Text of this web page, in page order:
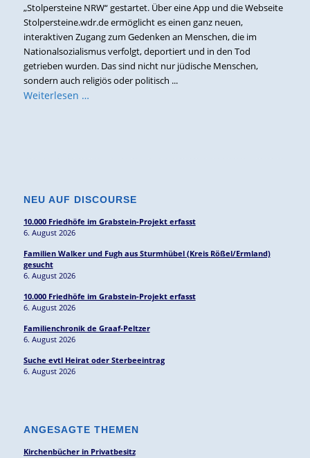
„Stolpersteine NRW“ gestartet. Über eine App und die Webseite
Stolpersteine.wdr.de ermöglicht es einen ganz neuen,
interaktiven Zugang zum Gedenken an Menschen, die im
Nationalsozialismus verfolgt, deportiert und in den Tod
getrieben wurden. Das sind nicht nur jüdische Menschen,
sondern auch religiös oder politisch ...
Weiterlesen …
NEU AUF DISCOURSE
10.000 Friedhöfe im Grabstein-Projekt erfasst
6. August 2026
Familien Walker und Fugh aus Sturmhübel (Kreis Rößel/Ermland)
gesucht
6. August 2026
10.000 Friedhöfe im Grabstein-Projekt erfasst
6. August 2026
Familienchronik de Graaf-Peltzer
6. August 2026
Suche evtl Heirat oder Sterbeeintrag
6. August 2026
ANGESAGTE THEMEN
Kirchenbücher in Privatbesitz